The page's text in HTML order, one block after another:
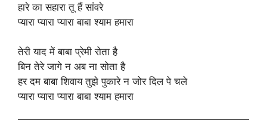
हारे का सहारा तू हैं सांवरे
प्यारा प्यारा प्यारा बाबा श्याम हमारा
तेरी याद में बाबा प्रेमी रोता है
बिन तेरे जागे न अब ना सोता है
हर दम बाबा शिवाय तुझे पुकारे न जोर दिल पे चले
प्यारा प्यारा प्यारा बाबा श्याम हमारा